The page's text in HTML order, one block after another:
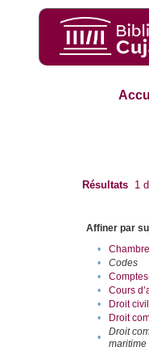
Résultats 1
Affiner par
•
•
Codes
•
•
Cours
•
Droit civil
•
Droit
•
Droit
maritime